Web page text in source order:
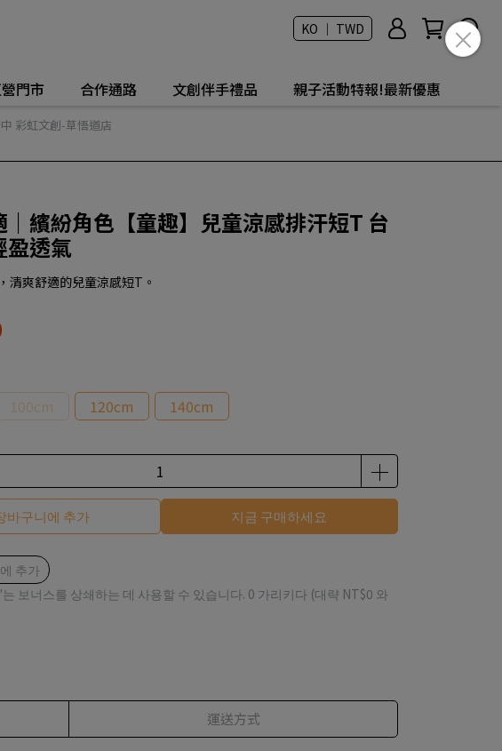
KO ｜ TWD
門市 合作通路 文創伴手禮品 親子活動特報!最新優惠
彩虹文創-草悟道店
｜繽紛角色【童趣】兒童涼感排汗短T 台
盈透氣
清爽舒適的兒童涼感短T。
100cm 120cm 140cm
바구니에 추가 지금 구매하세요
추가
보너스를 상쇄하는 데 사용할 수 있습니다. 0 가리키다 (대략 NT$0 와
運送方式